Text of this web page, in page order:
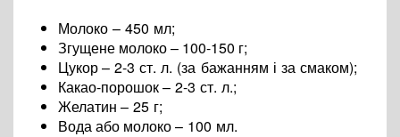
Молоко – 450 мл;
Згущене молоко – 100-150 г;
Цукор–2-3 ст. л. (за бажанням і за смаком);
Какао-порошок– 2-3 ст. л.;
Желатин – 25 г;
Вода або молоко– 100 мл.